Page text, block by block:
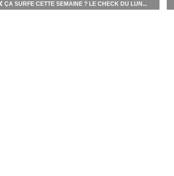
ÇA SURFE CETTE SEMAINE ? LE CHECK DU LUN...